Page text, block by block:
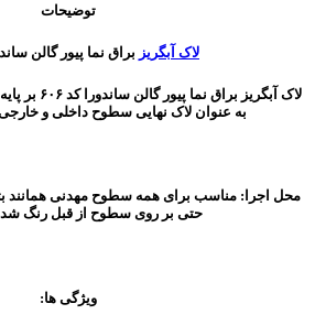
توضیحات
لاک آبگریز براق نما پیور گالن
لاک آبگریز براق نما پیور گالن ساندورا کد ۶۰۶ بر پایه رزین
به عنوان لاک نهایی سطوح داخلی و
محل اجرا: مناسب برای همه سطوح مهدنی همانند
حتی بر روی سطوح از قبل رنگ
ویژگی ها: